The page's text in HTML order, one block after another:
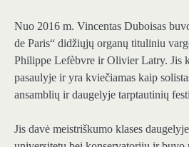
Nuo 2016 m. Vincentas Duboisas
de Paris“ didžiųjų organų tituliniu
Philippe Lefèbvre ir Olivier Latry. Jis
pasaulyje ir yra kviečiamas kaip
ansamblių ir daugelyje tarptautinių
Jis davė meistriškumo klases